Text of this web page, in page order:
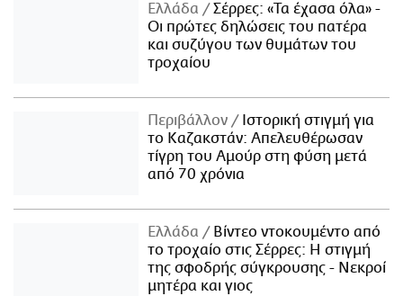
Ελλάδα
Σέρρες: «Τα έχασα όλα» -
Οι πρώτες δηλώσεις του πατέρα
και συζύγου των θυμάτων του
τροχαίου
Περιβάλλον
Ιστορική στιγμή για
το Καζακστάν: Απελευθέρωσαν
τίγρη του Αμούρ στη φύση μετά
από 70 χρόνια
Ελλάδα
Βίντεο ντοκουμέντο από
το τροχαίο στις Σέρρες: Η στιγμή
της σφοδρής σύγκρουσης - Νεκροί
μητέρα και γιος